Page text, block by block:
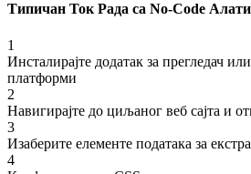
Типичан Ток Рада са No-Code
1
Инсталирајте додатак за прегледач
платформи
2
Навигирајте до циљаног веб сајта и
3
Изаберите елементе података за
4